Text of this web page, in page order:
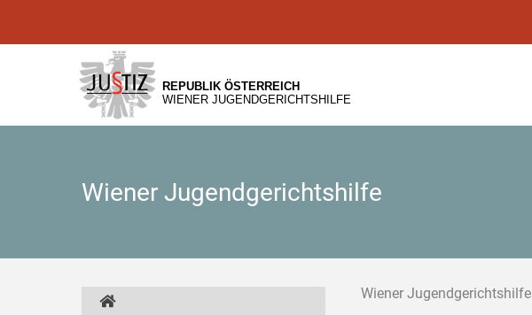
[1]
[2]
[3]
REPUBLIK ÖSTERREICH
WIENER JUGENDGERICHTSHILFE
Wiener Jugendgerichtshilfe
Wiener Jugendgerichtshilfe